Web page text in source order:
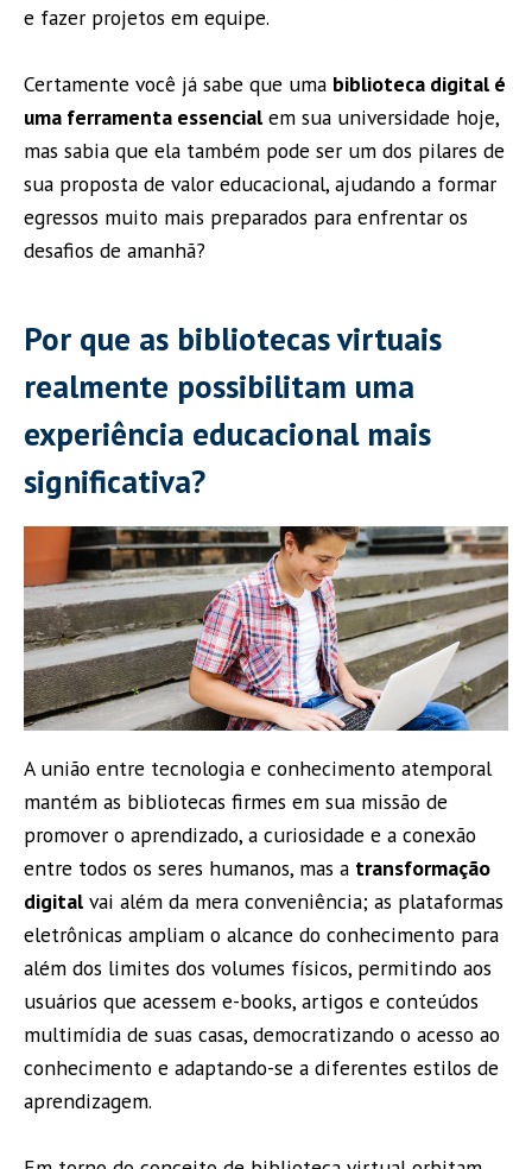
e fazer projetos em equipe.
Certamente você já sabe que uma biblioteca digital é
uma ferramenta essencial em sua universidade hoje,
mas sabia que ela também pode ser um dos pilares de
sua proposta de valor educacional, ajudando a formar
egressos muito mais preparados para enfrentar os
desafios de amanhã?
Por que as bibliotecas virtuais
realmente possibilitam uma
experiência educacional mais
significativa?
A união entre tecnologia e conhecimento atemporal
mantém as bibliotecas firmes em sua missão de
promover o aprendizado, a curiosidade e a conexão
entre todos os seres humanos, mas a transformação
digital vai além da mera conveniência; as plataformas
eletrônicas ampliam o alcance do conhecimento para
além dos limites dos volumes físicos, permitindo aos
usuários que acessem e-books, artigos e conteúdos
multimídia de suas casas, democratizando o acesso ao
conhecimento e adaptando-se a diferentes estilos de
aprendizagem.